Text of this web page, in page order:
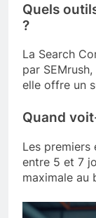
Quels
?
La Search
par
elle offre un
Quand
Les premiers
entre 5 et 7
maximale au